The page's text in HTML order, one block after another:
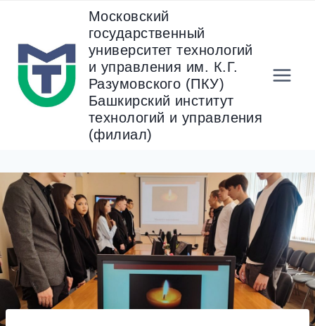
содержанию
Московский
государственный
университет технологий
и управления им. К.Г.
Разумовского (ПКУ)
Башкирский институт
технологий и управления
(филиал)